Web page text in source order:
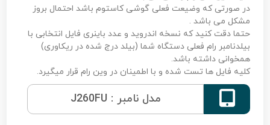
در صورتی که وضیعت فعلی گوشی کاستوم باشد احتمال بروز
مشکل می باشد .
حتما دقت کنید که نسخه اندروید و عدد باینری فایل انتخابی با
بیلدنامبر رام فعلی دستگاه شما (بیلد درج شده در ریکاوری)
همخوانی داشته باشد.
کلیه فایل ها تست شده و با اطمینان در وین رام قرار میگیرد.
 مدل نامبر : J260FU